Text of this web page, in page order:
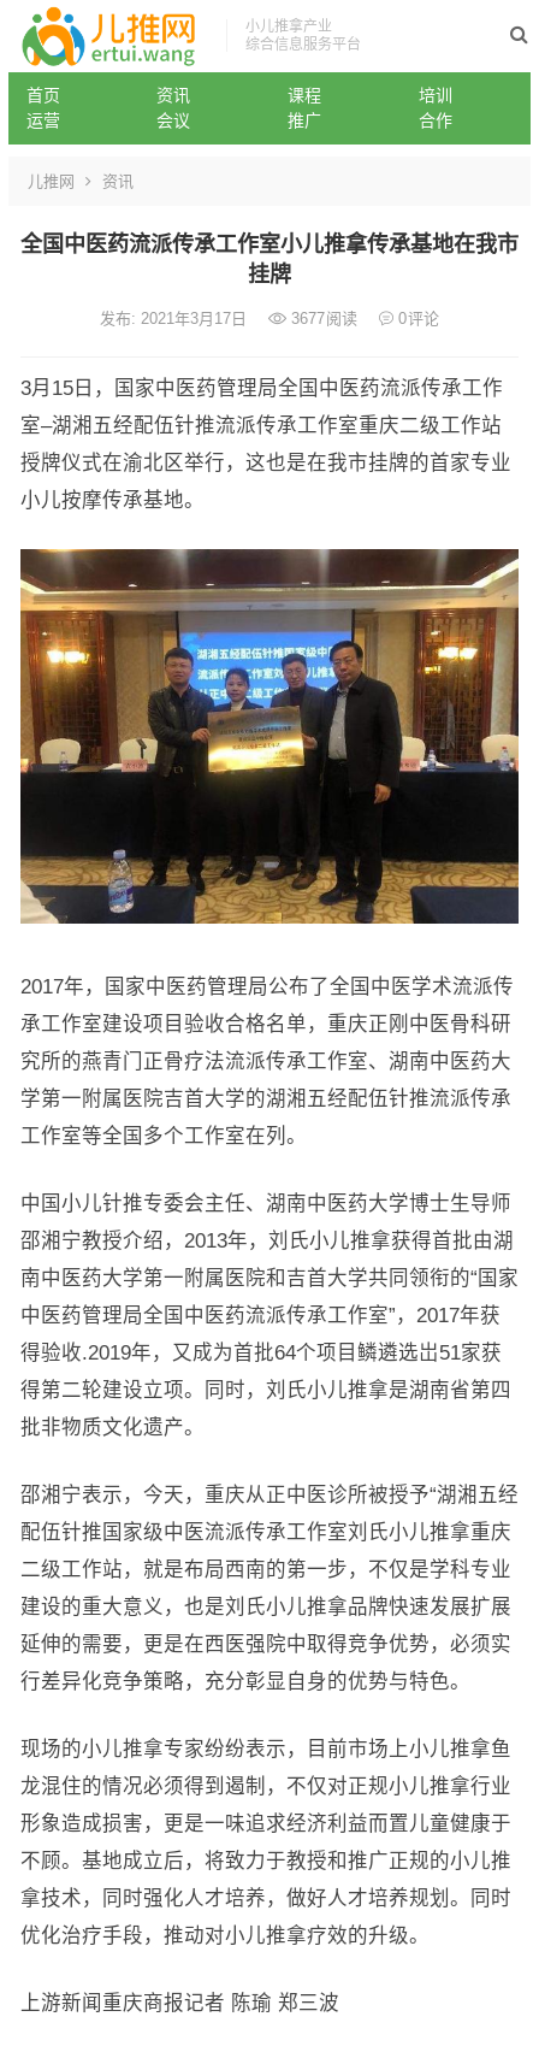
小儿推拿产业
综合信息服务平台
首页 资讯 课程
培训
运营
会议 推广 合作
儿推网 资讯
全国中医药流派传承工作室小儿推拿传承基地在我市
挂牌
发布: 2021年3月17日 3677阅读 0评论
3月15日，国家中医药管理局全国中医药流派传承工作
室–湖湘五经配伍针推流派传承工作室重庆二级工作站
授牌仪式在渝北区举行，这也是在我市挂牌的首家专业
小儿按摩传承基地。
2017年，国家中医药管理局公布了全国中医学术流派传
承工作室建设项目验收合格名单，重庆正刚中医骨科研
究所的燕青门正骨疗法流派传承工作室、湖南中医药大
学第一附属医院吉首大学的湖湘五经配伍针推流派传承
工作室等全国多个工作室在列。
中国小儿针推专委会主任、湖南中医药大学博士生导师
邵湘宁教授介绍，2013年，刘氏小儿推拿获得首批由湖
南中医药大学第一附属医院和吉首大学共同领衔的“国家
中医药管理局全国中医药流派传承工作室”，2017年获
得验收.2019年，又成为首批64个项目鳞遴选岀51家获
得第二轮建设立项。同时，刘氏小儿推拿是湖南省第四
批非物质文化遗产。
邵湘宁表示，今天，重庆从正中医诊所被授予“湖湘五经
配伍针推国家级中医流派传承工作室刘氏小儿推拿重庆
二级工作站，就是布局西南的第一步，不仅是学科专业
建设的重大意义，也是刘氏小儿推拿品牌快速发展扩展
延伸的需要，更是在西医强院中取得竞争优势，必须实
行差异化竞争策略，充分彰显自身的优势与特色。
现场的小儿推拿专家纷纷表示，目前市场上小儿推拿鱼
龙混住的情况必须得到遏制，不仅对正规小儿推拿行业
形象造成损害，更是一味追求经济利益而置儿童健康于
不顾。基地成立后，将致力于教授和推广正规的小儿推
拿技术，同时强化人才培养，做好人才培养规划。同时
优化治疗手段，推动对小儿推拿疗效的升级。
上游新闻重庆商报记者 陈瑜 郑三波